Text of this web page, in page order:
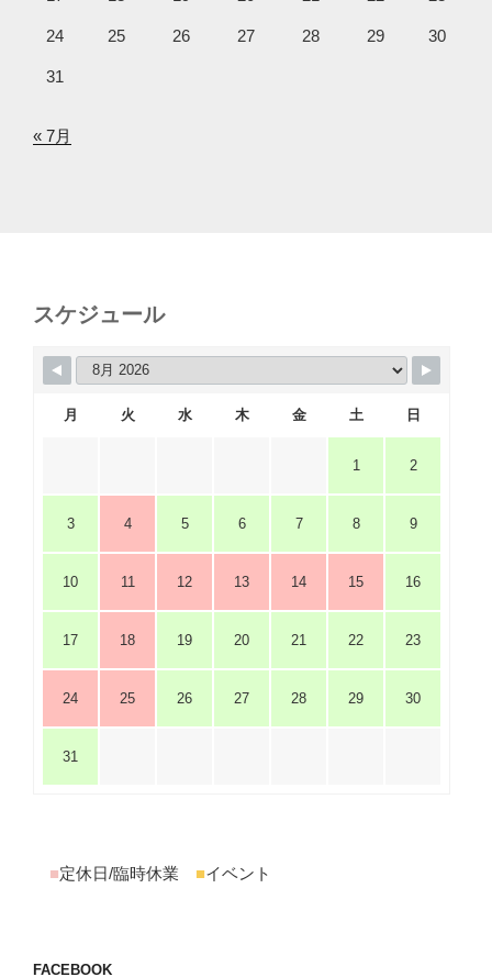
24 25 26 27 28 29 30
31
« 7月
スケジュール
月 火 水 木 金 土 日
1 2
3 4 5 6 7 8 9
10 11 12 13 14 15 16
17 18 19 20 21 22 23
24 25 26 27 28 29 30
31
■定休日/臨時休業 ■イベント
FACEBOOK